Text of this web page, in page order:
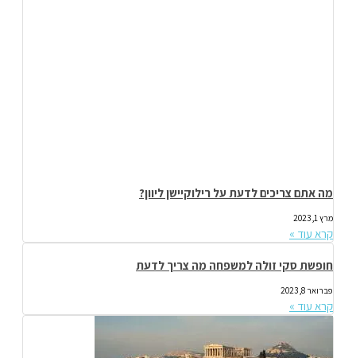
מה אתם צריכים לדעת על רילוקיישן ליוון?
מרץ 1, 2023
קרא עוד »
חופשת סקי זולה למשפחה מה צריך לדעת
פברואר 8, 2023
קרא עוד »